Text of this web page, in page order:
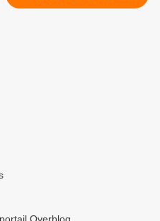
MARMOUZ GARDEN